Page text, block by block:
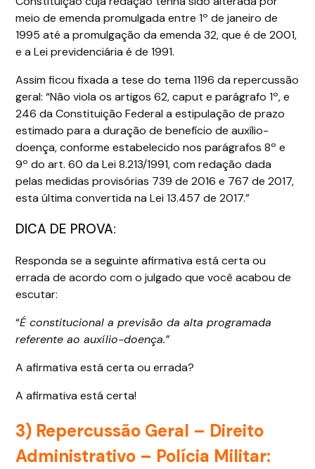
meio de emenda promulgada entre 1º de janeiro de
1995 até a promulgação da emenda 32, que é de 2001,
e a Lei previdenciária é de 1991.
Assim ficou fixada a tese do tema 1196 da repercussão
geral: “Não viola os artigos 62, caput e parágrafo 1º, e
246 da Constituição Federal a estipulação de prazo
estimado para a duração de benefício de auxílio-
doença, conforme estabelecido nos parágrafos 8º e
9º do art. 60 da Lei 8.213/1991, com redação dada
pelas medidas provisórias 739 de 2016 e 767 de 2017,
esta última convertida na Lei 13.457 de 2017.”
DICA DE PROVA:
Responda se a seguinte afirmativa está certa ou
errada de acordo com o julgado que você acabou de
escutar:
“É constitucional a previsão da alta programada
referente ao auxílio-doença.”
A afirmativa está certa ou errada?
A afirmativa está certa!
3) Repercussão Geral – Direito
Administrativo – Polícia Militar: